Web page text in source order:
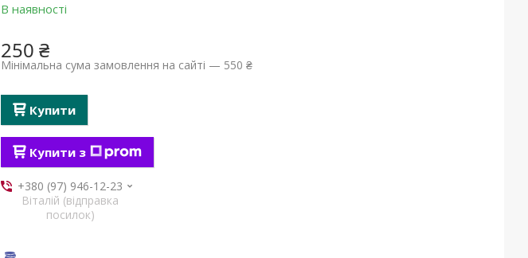
В наявності
250 ₴
Мінімальна сума замовлення на сайті — 550 ₴
Купити
Купити з
+380 (97) 946-12-23
Віталій (відправка
посилок)